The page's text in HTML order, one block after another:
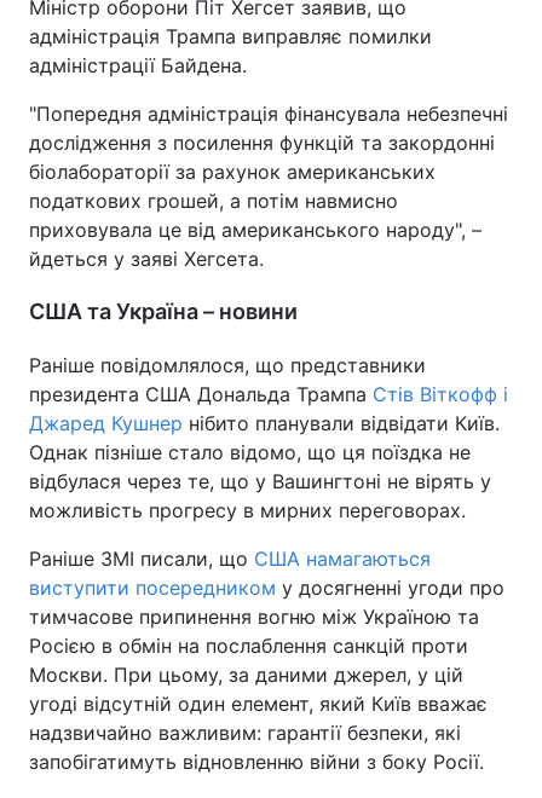
Міністр оборони Піт Хегсет заявив, що
адміністрація Трампа виправляє помилки
адміністрації Байдена.
"Попередня адміністрація фінансувала небезпечні
дослідження з посилення функцій та закордонні
біолабораторії за рахунок американських
податкових грошей, а потім навмисно
приховувала це від американського народу", –
йдеться у заяві Хегсета.
США та Україна – новини
Раніше повідомлялося, що представники
президента США Дональда Трампа Стів Віткофф і
Джаред Кушнер нібито планували відвідати Київ.
Однак пізніше стало відомо, що ця поїздка не
відбулася через те, що у Вашингтоні не вірять у
можливість прогресу в мирних переговорах.
Раніше ЗМІ писали, що США намагаються
виступити посередником у досягненні угоди про
тимчасове припинення вогню між Україною та
Росією в обмін на послаблення санкцій проти
Москви. При цьому, за даними джерел, у цій
угоді відсутній один елемент, який Київ вважає
надзвичайно важливим: гарантії безпеки, які
запобігатимуть відновленню війни з боку Росії.